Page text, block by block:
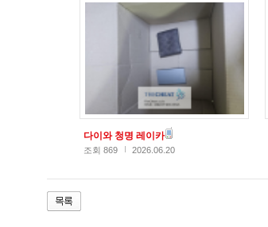
다이와 청명 레이카
조회 869 2026.06.20